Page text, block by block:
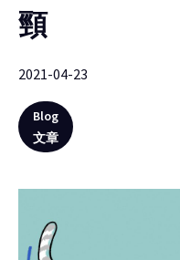
頸
2021-04-23
Blog
文章